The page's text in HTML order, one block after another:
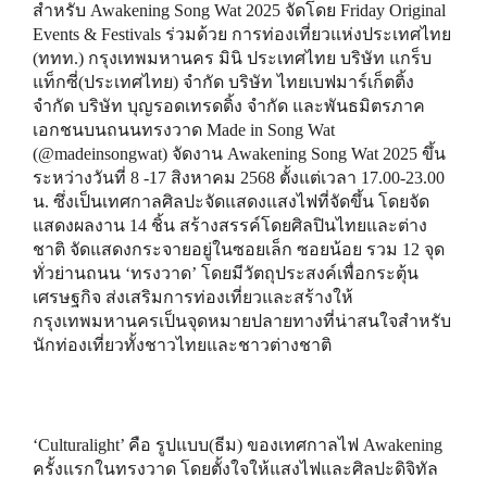
สำหรับ Awakening Song Wat 2025 จัดโดย Friday Original
Events & Festivals ร่วมด้วย การท่องเที่ยวแห่งประเทศไทย
(ททท.) กรุงเทพมหานคร มินิ ประเทศไทย บริษัท แกร็บ
แท็กซี่(ประเทศไทย) จำกัด บริษัท ไทยเบฟมาร์เก็ตติ้ง
จำกัด บริษัท บุญรอดเทรดดิ้ง จํากัด และพันธมิตรภาค
เอกชนบนถนนทรงวาด Made in Song Wat
(@madeinsongwat) จัดงาน Awakening Song Wat 2025 ขึ้น
ระหว่างวันที่ 8 -17 สิงหาคม 2568 ตั้งแต่เวลา 17.00-23.00
น. ซึ่งเป็นเทศกาลศิลปะจัดแสดงแสงไฟที่จัดขึ้น โดยจัด
แสดงผลงาน 14 ชิ้น สร้างสรรค์โดยศิลปินไทยและต่าง
ชาติ จัดแสดงกระจายอยู่ในซอยเล็ก ซอยน้อย รวม 12 จุด
ทั่วย่านถนน ‘ทรงวาด’ โดยมีวัตถุประสงค์เพื่อกระตุ้น
เศรษฐกิจ ส่งเสริมการท่องเที่ยวและสร้างให้
กรุงเทพมหานครเป็นจุดหมายปลายทางที่น่าสนใจสำหรับ
นักท่องเที่ยวทั้งชาวไทยและชาวต่างชาติ
‘Culturalight’ คือ รูปแบบ(ธีม) ของเทศกาลไฟ Awakening
ครั้งแรกในทรงวาด โดยตั้งใจให้แสงไฟและศิลปะดิจิทัล